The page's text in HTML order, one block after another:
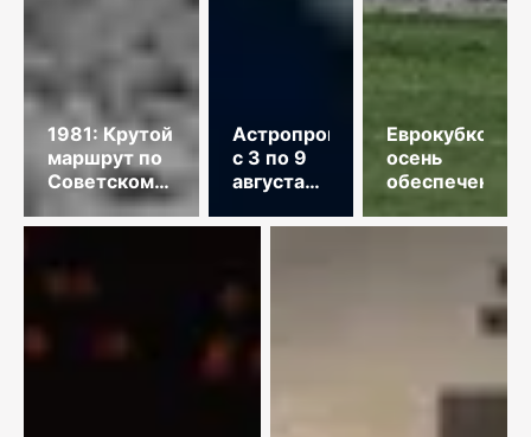
1981: Крутой
маршрут по
Советскому
Союзу
Астропрогноз
с 3 по 9
августа
года
Еврокубковая
осень
обеспечена